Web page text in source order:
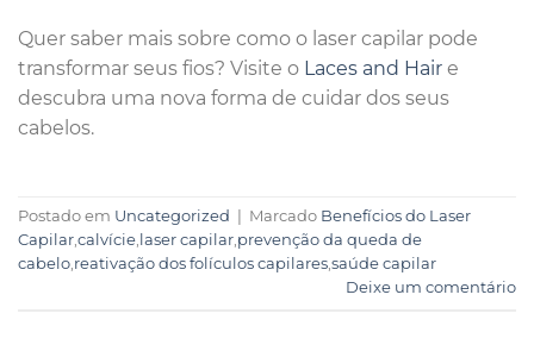
Quer saber mais sobre como o laser capilar pode
transformar seus fios? Visite o Laces and Hair e
descubra uma nova forma de cuidar dos seus
cabelos.
Postado em Uncategorized Marcado Benefícios do Laser
Capilar,calvície, laser capilar,prevenção da queda de
cabelo,reativação dos folículos capilares,saúde capilar
Deixe um comentário